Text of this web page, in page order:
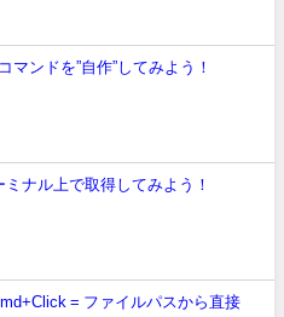
マンドを”自作”してみよう！
ミナル上で取得してみよう！
= ファイルパスから直接